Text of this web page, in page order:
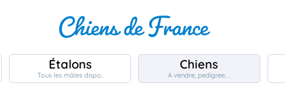
Étalons
Tous les mâles dispo..
Chiens
A vendre, pedigree, ..